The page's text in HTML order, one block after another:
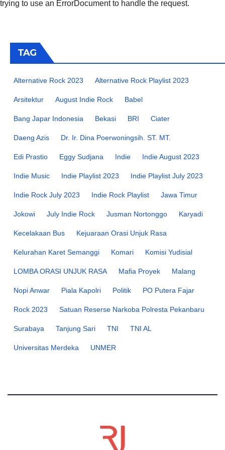
trying to use an ErrorDocument to handle the request.
TAG
Alternative Rock 2023 Alternative Rock Playlist 2023
Arsitektur August Indie Rock Babel
Bang Japar Indonesia Bekasi BRI Ciater
Daeng Azis Dr. Ir. Dina Poerwoningsih. ST. MT.
Edi Prastio Eggy Sudjana Indie Indie August 2023
Indie Music Indie Playlist 2023 Indie Playlist July 2023
Indie Rock July 2023 Indie Rock Playlist Jawa Timur
Jokowi July Indie Rock Jusman Nortonggo Karyadi
Kecelakaan Bus Kejuaraan Orasi Unjuk Rasa
Kelurahan Karet Semanggi Komari Komisi Yudisial
LOMBA ORASI UNJUK RASA Mafia Proyek Malang
Nopi Anwar Piala Kapolri Politik PO Putera Fajar
Rock 2023 Satuan Reserse Narkoba Polresta Pekanbaru
Surabaya Tanjung Sari TNI TNI AL
Universitas Merdeka UNMER